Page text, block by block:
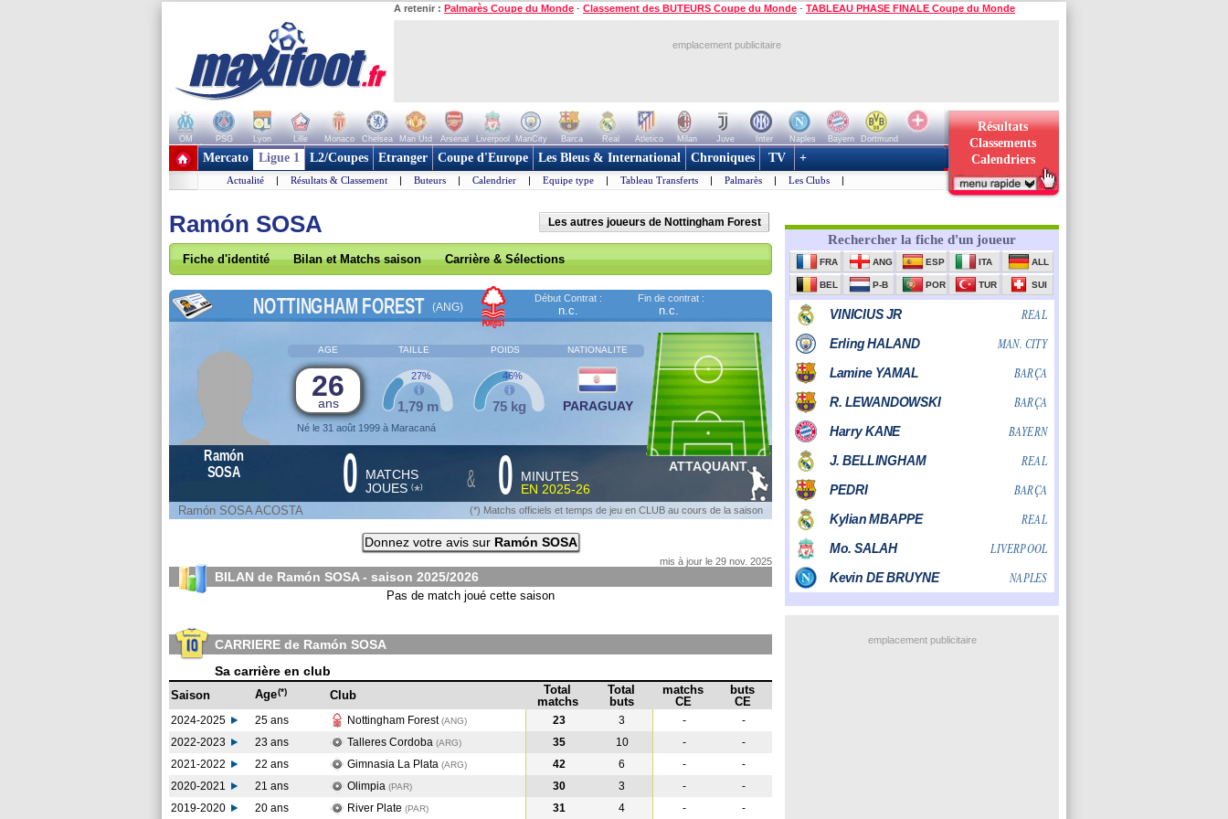
A retenir : Palmarès Coupe du Monde - Classement des BUTEURS Coupe du Monde - TABLEAU PHASE FINALE Coupe du Monde
emplacement publicitaire
OM PSG Lyon Lille Monaco Chelsea Man Utd Arsenal Liverpool ManCity Barca Real Atletico Milan Juve Inter Naples Bayern
Dortmund
+ de clubs
Résultats
Classements
Calendriers
Mercato Ligue 1 L2/Coupes Etranger Coupe d'Europe Les Bleus & International Chroniques TV +
Actualité | Résultats & Classement | Buteurs | Calendrier | Equipe type | Tableau Transferts | Palmarès | Les Clubs |
Ramón SOSA Les autres joueurs de Nottingham Forest
Fiche d'identité Bilan et Matchs saison Carrière & Sélections
NOTTINGHAM FOREST (ANG)
Début Contrat :
n.c.
Fin de contrat :
n.c.
AGE TAILLE POIDS NATIONALITE
26
ans
Né le 31 août 1999 à Maracaná
1,79 m
27%
75 kg
46%
PARAGUAY
Ramón
SOSA
0 MATCHS
JOUES (*) & 0
MINUTES
EN 2025-26
ATTAQUANT
Ramón SOSA ACOSTA (*) Matchs officiels et temps de jeu en CLUB au cours de la saison
Donnez votre avis sur Ramón SOSA
mis à jour le 29 nov. 2025
BILAN de Ramón SOSA - saison 2025/2026
Pas de match joué cette saison
CARRIERE de Ramón SOSA
Sa carrière en club
Saison Age(*) Club
Total
matchs
Total
buts
matchs
CE
buts
CE
2024-2025 25 ans Nottingham Forest(ANG) 23 3 -
-
2022-2023
23 ans Talleres Cordoba (ARG) 35 10 -
-
2021-2022
22 ans Gimnasia La Plata (ARG) 42 6 -
-
2020-2021
21 ans Olimpia (PAR) 30 3 -
-
2019-2020
20 ans River Plate (PAR) 31 4 - -
emplacement publicitaire